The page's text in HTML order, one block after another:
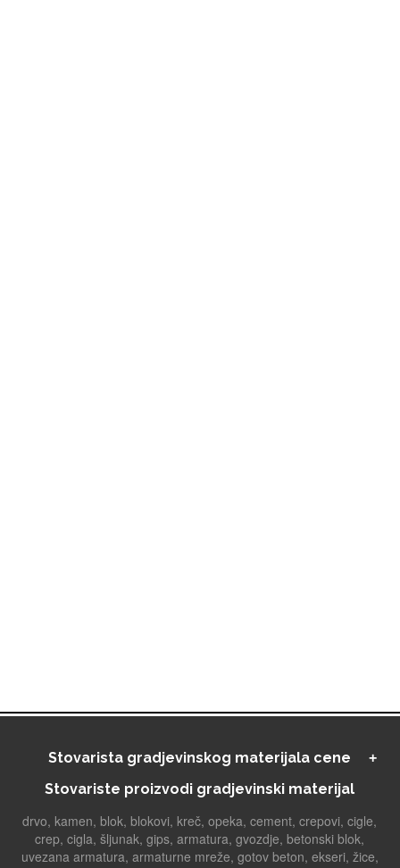
Stovarista gradjevinskog materijala cene
Stovariste proizvodi gradjevinski materijal
drvo, kamen, blok, blokovi, kreč, opeka, cement, crepovi, cigle,
crep, cigla, šljunak, gips, armatura, gvozdje, betonski blok,
uvezana armatura, armaturne mreže, gotov beton, ekseri, žice,